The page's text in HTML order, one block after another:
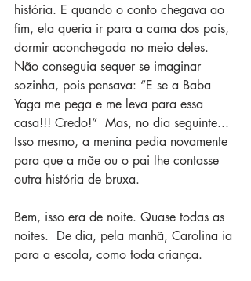
história. E quando o conto chegava ao
fim, ela queria ir para a cama dos pais,
dormir aconchegada no meio deles.
Não conseguia sequer se imaginar
sozinha, pois pensava: “E se a Baba
Yaga me pega e me leva para essa
casa!!! Credo!”  Mas, no dia seguinte...
Isso mesmo, a menina pedia novamente
para que a mãe ou o pai lhe contasse
outra história de bruxa.
Bem, isso era de noite. Quase todas as
noites.  De dia, pela manhã, Carolina ia
para a escola, como toda criança.